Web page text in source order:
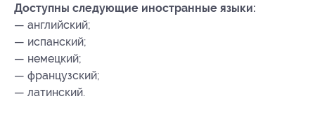
Доступны следующие иностранные языки:
— английский;
— испанский;
— немецкий;
— французский;
— латинский.